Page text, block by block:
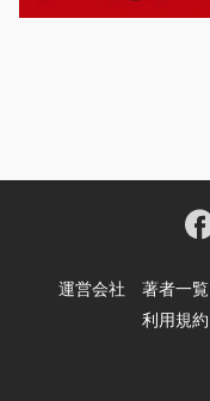
運営会社 著者一覧
利用規約